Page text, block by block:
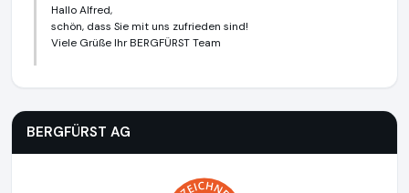
Hallo Alfred,
schön, dass Sie mit uns zufrieden sind!
Viele Grüße Ihr BERGFÜRST Team
BERGFÜRST AG